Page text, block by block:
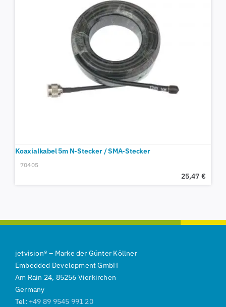
Koaxialkabel 5m N-Stecker / SMA-Stecker
70405
25,47 €
jetvision® – Marke der Günter Köllner
Embedded Development GmbH
Am Rain 24, 85256 Vierkirchen
Germany
Tel: +49 89 9545 991 20